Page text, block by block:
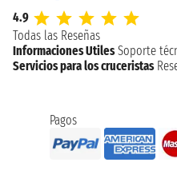
4.9
Todas las Reseñas
Informaciones Utiles Soporte
Servicios para los cruceristas
Pagos